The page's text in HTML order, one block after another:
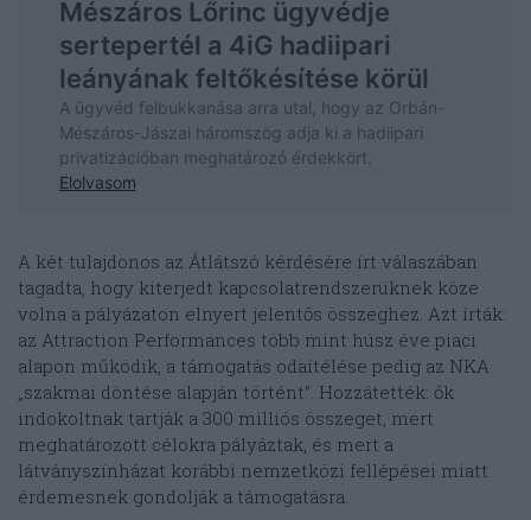
A két tulajdonos az Átlátszó kérdésére írt válaszában
tagadta, hogy kiterjedt kapcsolatrendszerüknek köze
volna a pályázaton elnyert jelentős összeghez. Azt írták:
az Attraction Performances több mint húsz éve piaci
alapon működik, a támogatás odaítélése pedig az NKA
„szakmai döntése alapján történt”. Hozzátették: ők
indokoltnak tartják a 300 milliós összeget, mert
meghatározott célokra pályáztak, és mert a
látványszínházat korábbi nemzetközi fellépései miatt
érdemesnek gondolják a támogatásra.